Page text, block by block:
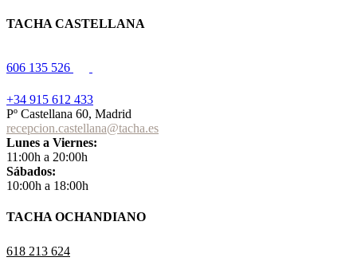
TACHA CASTELLANA
606 135 526
+34 915 612 433
Pº Castellana 60, Madrid
recepcion.castellana@tacha.es
Lunes a Viernes:
11:00h a 20:00h
Sábados:
10:00h a 18:00h
TACHA OCHANDIANO
618 213 624